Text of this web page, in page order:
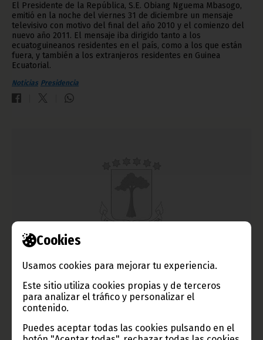
Cookies
Usamos cookies para mejorar tu experiencia.
Este sitio utiliza cookies propias y de terceros
para analizar el tráfico y personalizar el
contenido.
Puedes aceptar todas las cookies pulsando en el
El Presidente de la República, S.E. Obiang Nguema Mbasogo,
emitió en la noche del viernes 31 de diciembre un mensaje
televisivo con motivo del final del año 2010 y el comienzo del
nuevo año 2011. El mensaje iba dirigido tanto a los
ecuatoguineanos residentes en el país, como a los que están
fuera, y también a los extranjeros residentes en Guinea
Ecuatorial.
Noticias Presidencia
Manifestación para felicitar al Presidente
enero 03, 2011
El Palacio de Congresos de Ngolo, en Bata, fue el lugar donde
se reunieron personalidades de la vida social y política del
Obiang Nguema Mbasogo por el nuevo año.